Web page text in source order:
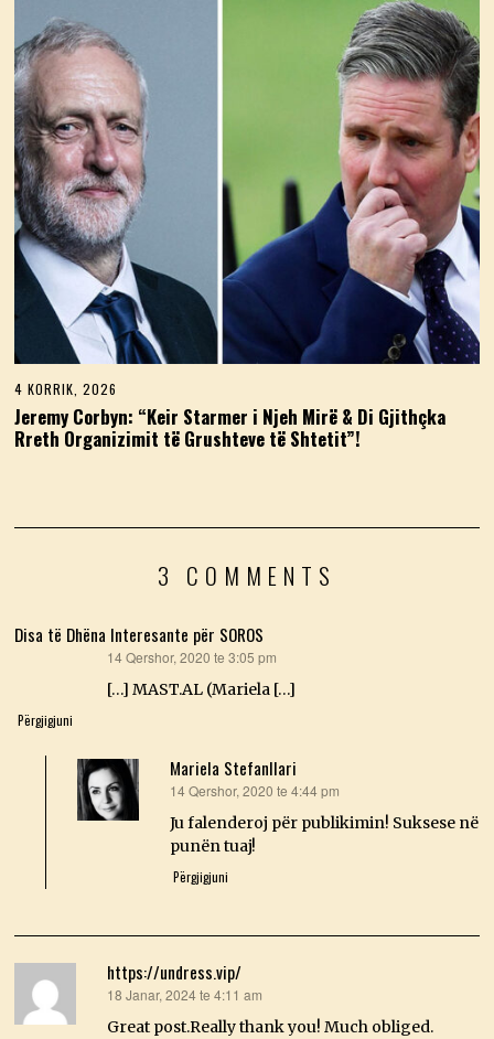
,
2
6
4 KORRIK, 2026
O
R
2
Jeremy Corbyn: “Keir Starmer i Njeh Mirë & Di Gjithçka
Rreth Organizimit të Grushteve të Shtetit”!
3 COMMENTS
Disa të Dhëna Interesante për SOROS
14 Qershor, 2020 te 3:05 pm
[…]MAST.AL (Mariela […]
Përgjigjuni
Mariela Stefanllari
thotë:
14 Qershor, 2020 te 4:44 pm
Ju falenderoj për publikimin! Suksese në
punën tuaj!
Përgjigjuni
https://undress.vip/
thotë:
18 Janar, 2024 te 4:11 am
Great post.Really thank you! Much obliged.